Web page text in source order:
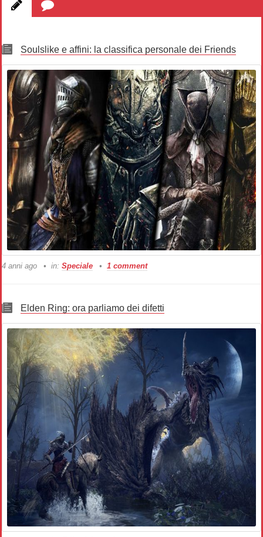
Soulslike e affini: la classifica personale dei Friends
4 anni ago in: Speciale 1 comment
Elden Ring: ora parliamo dei difetti